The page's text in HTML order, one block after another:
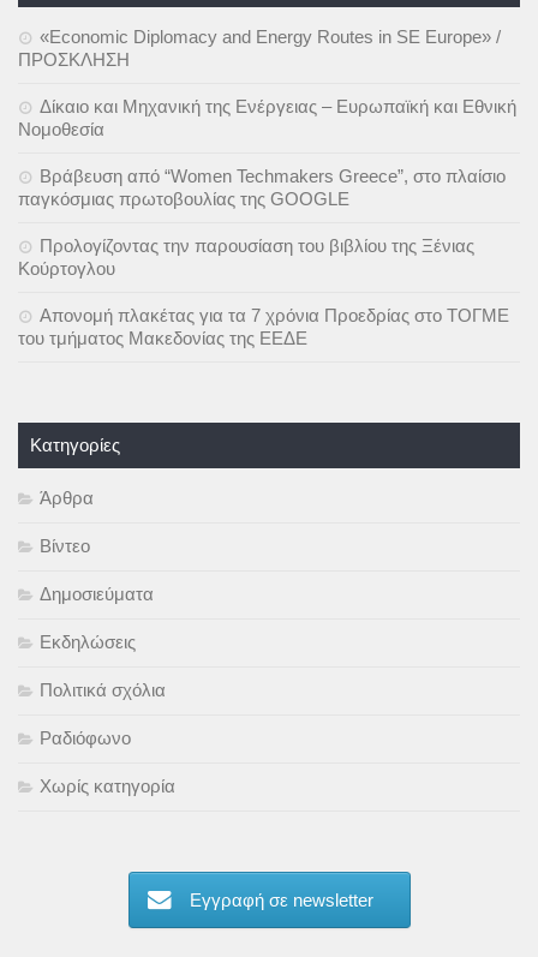
«Economic Diplomacy and Energy Routes in SE Europe» /
ΠΡΟΣΚΛΗΣΗ
Δίκαιο και Μηχανική της Ενέργειας – Ευρωπαϊκή και Εθνική
Νομοθεσία
Βράβευση από “Women Techmakers Greece”, στο πλαίσιο
παγκόσμιας πρωτοβουλίας της GOOGLE
Προλογίζοντας την παρουσίαση του βιβλίου της Ξένιας
Κούρτογλου
Απονομή πλακέτας για τα 7 χρόνια Προεδρίας στο ΤΟΓΜΕ
του τμήματος Μακεδονίας της ΕΕΔΕ
Kατηγορίες
Άρθρα
Βίντεο
Δημοσιεύματα
Εκδηλώσεις
Πολιτικά σχόλια
Ραδιόφωνο
Χωρίς κατηγορία
Εγγραφή σε newsletter